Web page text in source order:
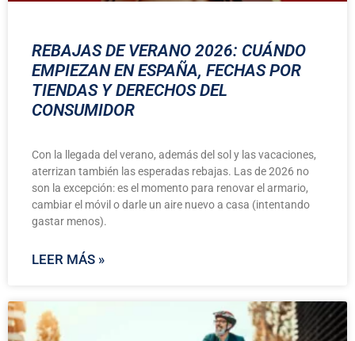
REBAJAS DE VERANO 2026: CUÁNDO
EMPIEZAN EN ESPAÑA, FECHAS POR
TIENDAS Y DERECHOS DEL
CONSUMIDOR
Con la llegada del verano, además del sol y las vacaciones,
aterrizan también las esperadas rebajas. Las de 2026 no
son la excepción: es el momento para renovar el armario,
cambiar el móvil o darle un aire nuevo a casa (intentando
gastar menos).
LEER MÁS »